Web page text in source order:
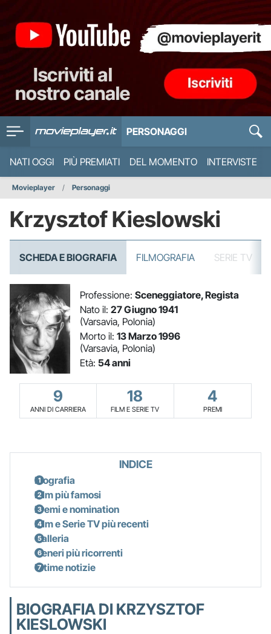
PERSONAGGI
NATI OGGI PIÙ PREMIATI DEL MOMENTO INTERVISTE
Movieplayer Personaggi
Krzysztof Kieslowski
SCHEDA E BIOGRAFIA FILMOGRAFIA SERIE TV
Professione: Sceneggiatore, Regista
Nato il: 27 Giugno 1941
(Varsavia, Polonia)
Morto il: 13 Marzo 1996
(Varsavia, Polonia)
Età: 54 anni
9
ANNI DI CARRIERA
18
FILM E SERIE TV
4
PREMI
INDICE
Biografia
Film più famosi
Premi e nomination
Film e Serie TV più recenti
Galleria
Generi più ricorrenti
Ultime notizie
BIOGRAFIA DI KRZYSZTOF
KIESLOWSKI